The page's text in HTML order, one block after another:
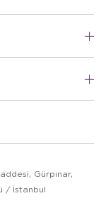
Gürpınar,
/ İstanbul